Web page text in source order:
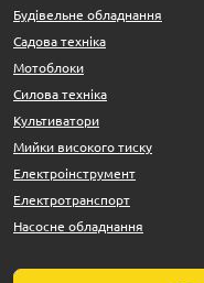
Будівельне обладнання
Садова техніка
Мотоблоки
Силова техніка
Культиватори
Мийки високого тиску
Електроінструмент
Електротранспорт
Насосне обладнання